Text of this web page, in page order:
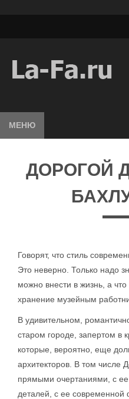
МЕНЮ
ДОРОГОЙ
Говорят, что стиль
Это неверно. Только надо
можно внести в жизнь, а что
хранение музейным
В удивительном,
старом городе, запертом в
которые, вероятно, еще
архитекторов. В том числе
прямыми очертаниями, с ее
деталей, с ее